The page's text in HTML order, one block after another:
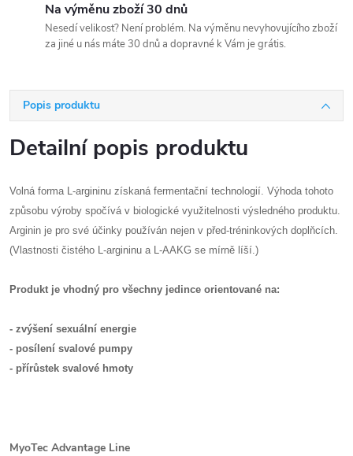
Na výměnu zboží 30 dnů
Nesedí velikost? Není problém. Na výměnu nevyhovujícího zboží
za jiné u nás máte 30 dnů a dopravné k Vám je grátis.
Popis produktu
Detailní popis produktu
Volná forma L-argininu získaná fermentační technologií. Výhoda tohoto
způsobu výroby spočívá v biologické využitelnosti výsledného produktu.
Arginin je pro své účinky používán nejen v před-tréninkových doplňcích.
(Vlastnosti čistého L-argininu a L-AAKG se mírně líší.)
Produkt je vhodný pro všechny jedince orientované na:
- zvýšení sexuální energie
- posílení svalové pumpy
- přírůstek svalové hmoty
MyoTec Advantage Line